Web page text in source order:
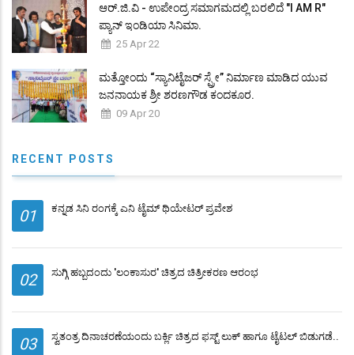
ಆರ್.ಜಿ.ವಿ - ಉಪೇಂದ್ರ ಸಮಾಗಮದಲ್ಲಿ ಬರಲಿದೆ "I AM R"
ಪ್ಯಾನ್ ಇಂಡಿಯಾ ಸಿನಿಮಾ.
25 Apr 22
ಮತ್ತೋಂದು “ಸ್ಯಾನಿಟೈಜರ್ ಸ್ಪ್ರೇ” ನಿರ್ಮಾಣ ಮಾಡಿದ ಯುವ
ಜನನಾಯಕ ಶ್ರೀ ಶರಣಗೌಡ ಕಂದಕೂರ.
09 Apr 20
RECENT POSTS
01 ಕನ್ನಡ ಸಿನಿ ರಂಗಕ್ಕೆ ಎನಿ ಟೈಮ್‍ ಥಿಯೇಟರ್ ಪ್ರವೇಶ
02 ಸುಗ್ಗಿ ಹಬ್ಬದಂದು 'ಲಂಕಾಸುರ' ಚಿತ್ರದ ಚಿತ್ರೀಕರಣ ಆರಂಭ
03 ಸ್ವತಂತ್ರ ದಿನಾಚರಣೆಯಂದು ಬರ್ಕ್ಲಿ ಚಿತ್ರದ ಫಸ್ಟ್ ಲುಕ್ ಹಾಗೂ ಟೈಟಲ್ ಬಿಡುಗಡೆ..